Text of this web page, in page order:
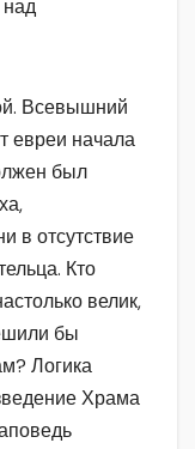
Всевышний
евреи начала
был
в отсутствие
Кто
велик,
бы
Логика
Храма